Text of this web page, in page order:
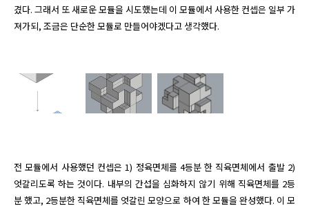
겼다. 그래서 또 새로운 모듈을 시도했는데 이 모듈에서 사용한 컨셉은 일부 가
져가되, 조금은 단순한 모듈로 만들어야겠다고 생각했다.
전 모듈에서 사용했던 컨셉은 1) 정육면체를 4등분 한 직육면체에서 출발 2)
엇갈리도록 하는 것이다. 내부의 간섭을 심화하지 않기 위해 직육면체를 2등
분 했고, 2등분한 직육면체를 엇갈린 모양으로 하여 한 모듈을 완성했다. 이 모